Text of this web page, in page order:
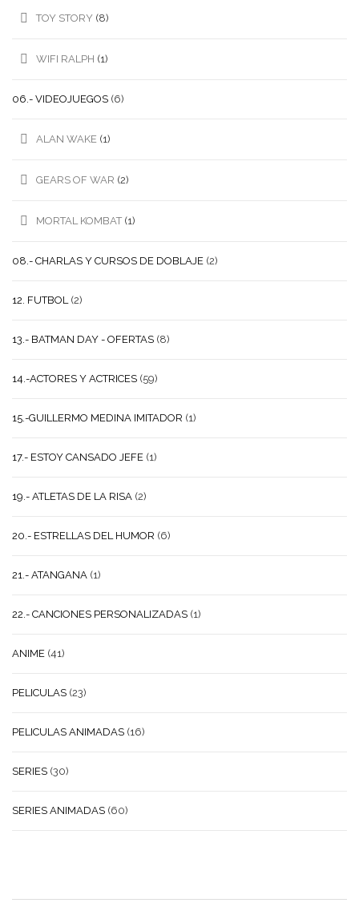
TOY STORY (8)
WIFI RALPH (1)
06.- VIDEOJUEGOS (6)
ALAN WAKE (1)
GEARS OF WAR (2)
MORTAL KOMBAT (1)
08.- CHARLAS Y CURSOS DE DOBLAJE (2)
12. FUTBOL (2)
13.- BATMAN DAY - OFERTAS (8)
14.-ACTORES Y ACTRICES (59)
15.-GUILLERMO MEDINA IMITADOR (1)
17.- ESTOY CANSADO JEFE (1)
19.- ATLETAS DE LA RISA (2)
20.- ESTRELLAS DEL HUMOR (6)
21.- ATANGANA (1)
22.- CANCIONES PERSONALIZADAS (1)
ANIME (41)
PELICULAS (23)
PELICULAS ANIMADAS (16)
SERIES (30)
SERIES ANIMADAS (60)